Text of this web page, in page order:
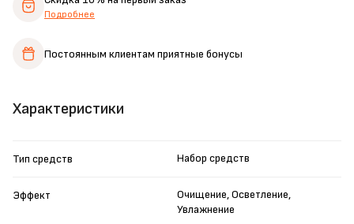
Характеристики
Тип средств Набор средств
Эффект
Очищение, Осветление,
Увлажнение
Подробнее
Постоянным клиентам приятные бонусы